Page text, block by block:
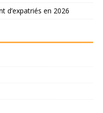
d’expatriés en 2026